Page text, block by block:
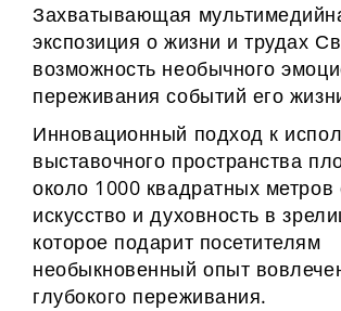
Захватывающая
экспозиция о жизни и трудах
возможность необычного
переживания событий его
Инновационный подход к
выставочного пространства
около 1000 квадратных метров
искусство и духовность в
которое подарит посетителям
необыкновенный опыт
глубокого переживания.